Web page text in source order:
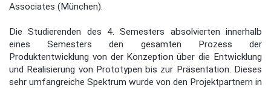
Associates (München).
Die Studierenden des 4. Semesters absolvierten innerhalb
eines Semesters den gesamten Prozess der
Produktentwicklung von der Konzeption über die Entwicklung
und Realisierung von Prototypen bis zur Präsentation. Dieses
sehr umfangreiche Spektrum wurde von den Projektpartnern in